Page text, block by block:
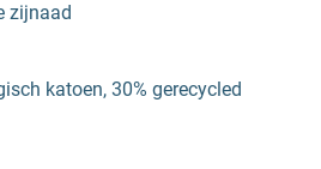
zijnaad
katoen, 30% gerecycled